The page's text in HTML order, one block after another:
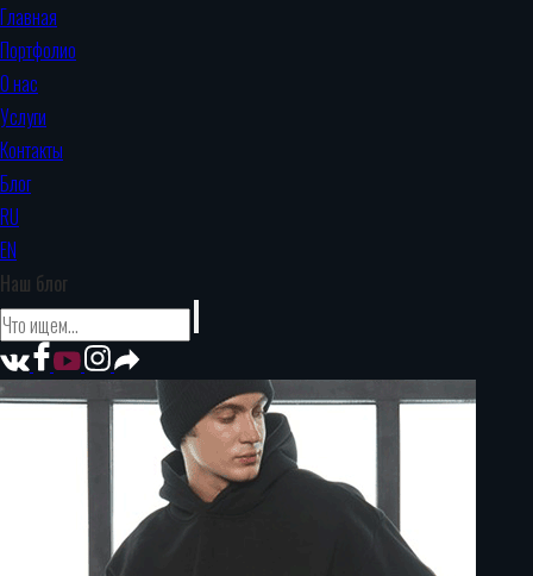
Главная
Портфолио
О нас
Услуги
Контакты
Блог
RU
EN
Наш блог